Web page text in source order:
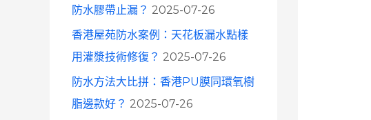
防水膠帶止漏？ 2025-07-26
香港屋苑防水案例：天花板漏水點樣
用灌漿技術修復？ 2025-07-26
防水方法大比拼：香港PU膜同環氧樹
脂邊款好？ 2025-07-26